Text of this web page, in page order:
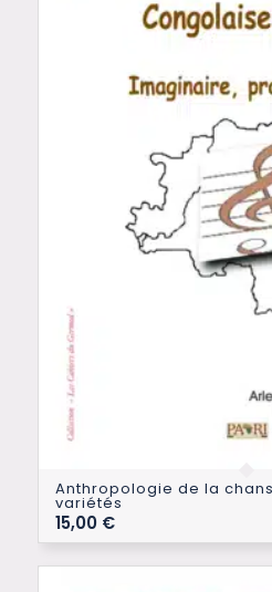
Anthropologie de la
variétés
15,00 €